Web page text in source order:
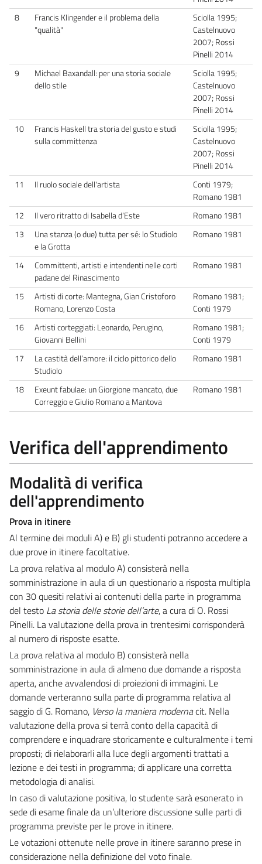
8
Francis Klingender e il problema della
"qualità"
Sciolla 1995;
Castelnuovo
2007; Rossi
Pinelli 2014
9
Michael Baxandall: per una storia sociale
dello stile
Sciolla 1995;
Castelnuovo
2007; Rossi
Pinelli 2014
10
Francis Haskell tra storia del gusto e studi
sulla committenza
Sciolla 1995;
Castelnuovo
2007; Rossi
Pinelli 2014
11
Il ruolo sociale dell'artista
Conti 1979;
Romano 1981
12
Il vero ritratto di Isabella d’Este
Romano 1981
13
Una stanza (o due) tutta per sé: lo Studiolo
e la Grotta
Romano 1981
14
Committenti, artisti e intendenti nelle corti
padane del Rinascimento
Romano 1981
15
Artisti di corte: Mantegna, Gian Cristoforo
Romano, Lorenzo Costa
Romano 1981;
Conti 1979
16
Artisti corteggiati: Leonardo, Perugino,
Giovanni Bellini
Romano 1981;
Conti 1979
17
La castità dell’amore: il ciclo pittorico dello
Studiolo
Romano 1981
18
Exeunt fabulae: un Giorgione mancato, due
Correggio e Giulio Romano a Mantova
Romano 1981
Verifica dell'apprendimento
Modalità di verifica
dell'apprendimento
Prova in itinere
Al termine dei moduli A) e B) gli studenti potranno accedere a
due prove in itinere facoltative.
La prova relativa al modulo A) consisterà nella
somministrazione in aula di un questionario a risposta multipla
con 30 quesiti relativi ai contenuti della parte in programma
del testo La storia delle storie dell’arte, a cura di O. Rossi
Pinelli. La valutazione della prova in trentesimi corrisponderà
al numero di risposte esatte.
La prova relativa al modulo B) consisterà nella
somministrazione in aula di almeno due domande a risposta
aperta, anche avvalendosi di proiezioni di immagini. Le
domande verteranno sulla parte di programma relativa al
saggio di G. Romano, Verso la maniera modernacit. Nella
valutazione della prova si terrà conto della capacità di
comprendere e inquadrare storicamente e culturalmente i temi
proposti; di rielaborarli alla luce degli argomenti trattati a
lezione e dei testi in programma; di applicare una corretta
metodologia di analisi.
In caso di valutazione positiva, lo studente sarà esonerato in
sede di esame finale da un’ulteriore discussione sulle parti di
programma previste per le prove in itinere.
Le votazioni ottenute nelle prove in itinere saranno prese in
considerazione nella definizione del voto finale.